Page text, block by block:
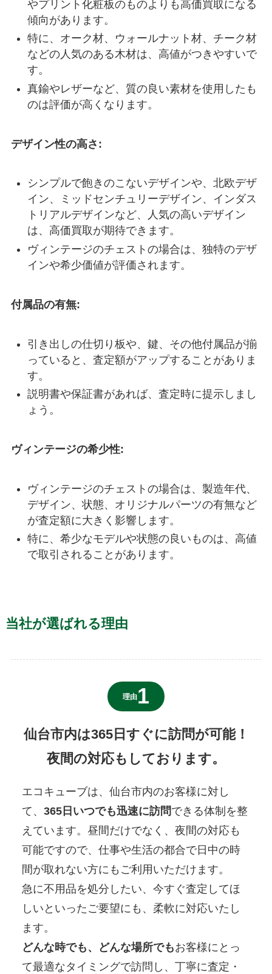
やプリント化粧板のものよりも高価買取になる
傾向があります。
特に、オーク材、ウォールナット材、チーク材
などの人気のある木材は、高値がつきやすいで
す。
真鍮やレザーなど、質の良い素材を使用したも
のは評価が高くなります。
デザイン性の高さ:
シンプルで飽きのこないデザインや、北欧デザ
イン、ミッドセンチュリーデザイン、インダス
トリアルデザインなど、人気の高いデザイン
は、高価買取が期待できます。
ヴィンテージのチェストの場合は、独特のデザ
インや希少価値が評価されます。
付属品の有無:
引き出しの仕切り板や、鍵、その他付属品が揃
っていると、査定額がアップすることがありま
す。
説明書や保証書があれば、査定時に提示しまし
ょう。
ヴィンテージの希少性:
ヴィンテージのチェストの場合は、製造年代、
デザイン、状態、オリジナルパーツの有無など
が査定額に大きく影響します。
特に、希少なモデルや状態の良いものは、高値
で取引されることがあります。
当社が選ばれる理由
理由
仙台市内は365日すぐに訪問が可能！
夜間の対応もしております。
エコキューブは、仙台市内のお客様に対し
て、 365日いつでも迅速に訪問できる体制を整
えています。昼間だけでなく、夜間の対応も
可能ですので、仕事や生活の都合で日中の時
間が取れない方にもご利用いただけます。
急に不用品を処分したい、今すぐ査定してほ
しいといったご要望にも、柔軟に対応いたし
ます。
どんな時でも、どんな場所でもお客様にとっ
て最適なタイミングで訪問し、丁寧に査定・